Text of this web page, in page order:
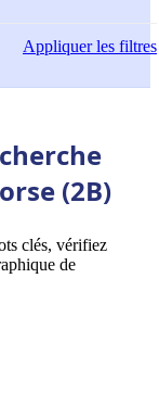
Appliquerles filtres
(2B)
clés, vérifiez
de